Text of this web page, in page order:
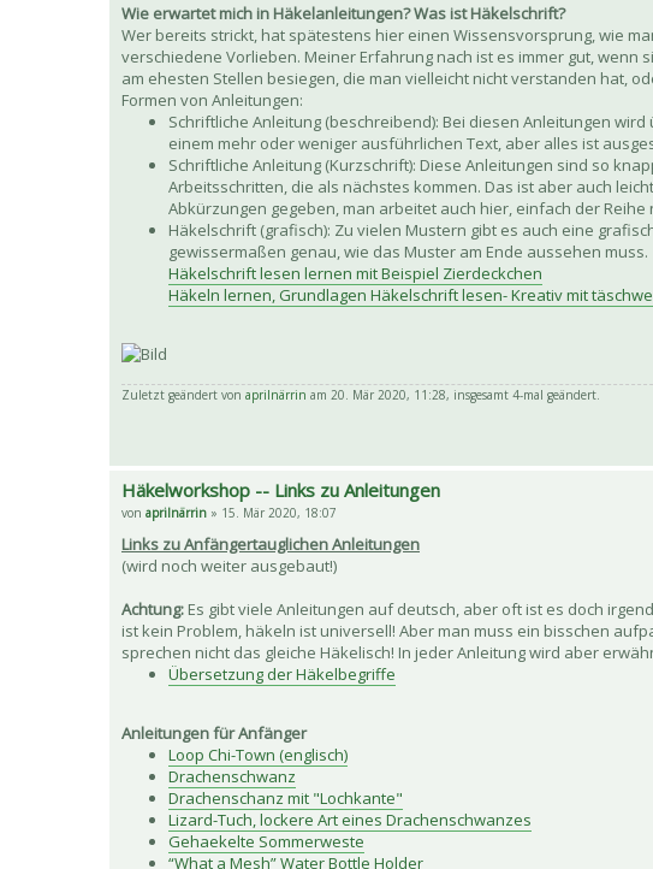
Wie erwartet mich in Häkelanleitungen? Was ist Häkelschrift?
Wer bereits strickt, hat spätestens hier einen Wissensvorsprung, wie
verschiedene Vorlieben. Meiner Erfahrung nach ist es immer gut,
am ehesten Stellen besiegen, die man vielleicht nicht verstanden hat,
Formen von Anleitungen:
Schriftliche Anleitung (beschreibend): Bei diesen Anleitungen
einem mehr oder weniger ausführlichen Text, aber alles ist
Schriftliche Anleitung (Kurzschrift): Diese Anleitungen sind so
Arbeitsschritten, die als nächstes kommen. Das ist aber auch
Abkürzungen gegeben, man arbeitet auch hier, einfach der Reihe
Häkelschrift (grafisch): Zu vielen Mustern gibt es auch eine
gewissermaßen genau, wie das Muster am Ende aussehen muss.
Häkelschrift lesen lernen mit Beispiel Zierdeckchen
Häkeln lernen, Grundlagen Häkelschrift lesen- Kreativ mit
Zuletzt geändert von aprilnärrin am 20. Mär 2020, 11:28, insgesamt 4-mal geändert.
Häkelworkshop -- Links zu Anleitungen
von aprilnärrin » 15. Mär 2020, 18:07
Links zu Anfängertauglichen Anleitungen
(wird noch weiter ausgebaut!)
Achtung: Es gibt viele Anleitungen auf deutsch, aber oft ist es doch
ist kein Problem, häkeln ist universell! Aber man muss ein bisschen
sprechen nicht das gleiche Häkelisch! In jeder Anleitung wird aber
Übersetzung der Häkelbegriffe
Anleitungen für Anfänger
Loop Chi-Town (englisch)
Drachenschwanz
Drachenschanz mit "Lochkante"
Lizard-Tuch, lockere Art eines Drachenschwanzes
Gehaekelte Sommerweste
“What a Mesh” Water Bottle Holder